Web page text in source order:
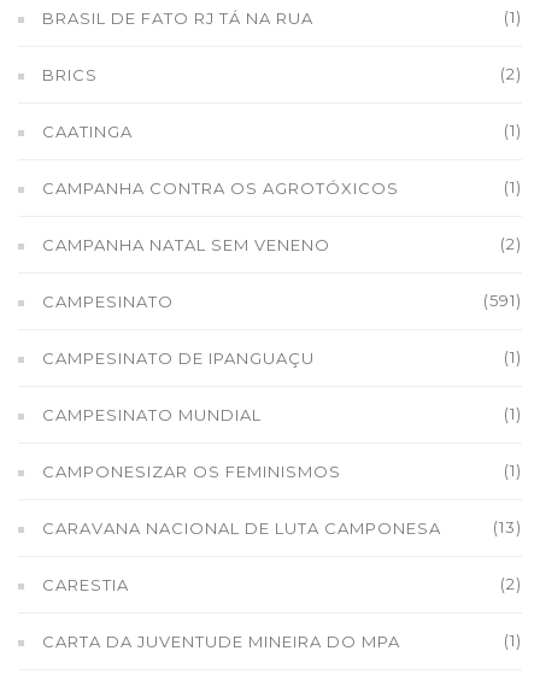
BRASIL DE FATO RJ TÁ NA RUA (1)
BRICS (2)
CAATINGA (1)
CAMPANHA CONTRA OS AGROTÓXICOS (1)
CAMPANHA NATAL SEM VENENO (2)
CAMPESINATO (591)
CAMPESINATO DE IPANGUAÇU (1)
CAMPESINATO MUNDIAL (1)
CAMPONESIZAR OS FEMINISMOS (1)
CARAVANA NACIONAL DE LUTA CAMPONESA (13)
CARESTIA (2)
CARTA DA JUVENTUDE MINEIRA DO MPA (1)